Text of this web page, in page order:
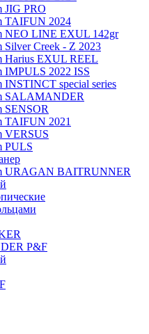
JIG PRO
TAIFUN 2024
NEO LINE EXUL 142gr
Silver Creek - Z 2023
Harius EXUL REEL
IMPULS 2022 ISS
INSTINCT special series
SALAMANDER
SENSOR
TAIFUN 2021
VERSUS
PULS
URAGAN BAITRUNNER
P&F